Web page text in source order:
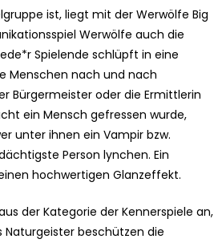
ist, liegt mit der Werwölfe Big
Werwölfe auch die
Spielende schlüpft in eine
Menschen nach und nach
Bürgermeister oder die Ermittlerin
ein Mensch gefressen wurde,
unter ihnen ein Vampir bzw.
Person lynchen. Ein
hochwertigen Glanzeffekt.
der Kategorie der Kennerspiele an,
Naturgeister beschützen die